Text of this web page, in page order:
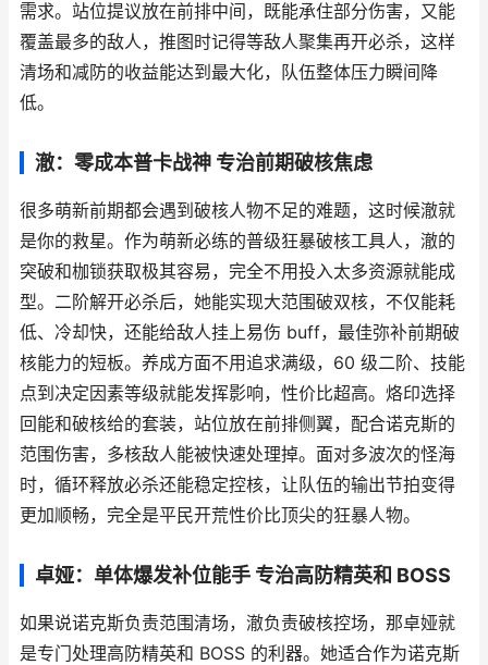
需求。站位提议放在前排中间，既能承住部分伤害，又能
覆盖最多的敌人，推图时记得等敌人聚集再开必杀，这样
清场和减防的收益能达到最大化，队伍整体压力瞬间降
低。
澈：零成本普卡战神 专治前期破核焦虑
很多萌新前期都会遇到破核人物不足的难题，这时候澈就
是你的救星。作为萌新必练的普级狂暴破核工具人，澈的
突破和枷锁获取极其容易，完全不用投入太多资源就能成
型。二阶解开必杀后，她能实现大范围破双核，不仅能耗
低、冷却快，还能给敌人挂上易伤 buff，最佳弥补前期破
核能力的短板。养成方面不用追求满级，60 级二阶、技能
点到决定因素等级就能发挥影响，性价比超高。烙印选择
回能和破核给的套装，站位放在前排侧翼，配合诺克斯的
范围伤害，多核敌人能被快速处理掉。面对多波次的怪海
时，循环释放必杀还能稳定控核，让队伍的输出节拍变得
更加顺畅，完全是平民开荒性价比顶尖的狂暴人物。
卓娅：单体爆发补位能手 专治高防精英和 BOSS
如果说诺克斯负责范围清场，澈负责破核控场，那卓娅就
是专门处理高防精英和 BOSS 的利器。她适合作为诺克斯